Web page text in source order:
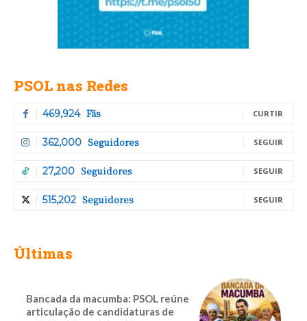
PSOL nas Redes
469,924 Fãs CURTIR
362,000 Seguidores SEGUIR
27,200 Seguidores SEGUIR
515,202 Seguidores SEGUIR
Últimas
Bancada da macumba: PSOL reúne
articulação de candidaturas de